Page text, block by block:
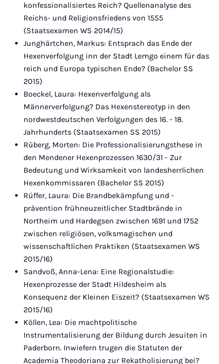
konfessionalisiertes Reich? Quellenanalyse des
Reichs- und Religionsfriedens von 1555
(Staatsexamen WS 2014/15)
Junghärtchen, Markus: Entsprach das Ende der
Hexenverfolgung inn der Stadt Lemgo einem für das
reich und Europa typischen Ende? (Bachelor SS
2015)
Boeckel, Laura: Hexenverfolgung als
Männerverfolgung? Das Hexenstereotyp in den
nordwestdeutschen Verfolgungen des 16. - 18.
Jahrhunderts (Staatsexamen SS 2015)
Rüberg, Morten: Die Professionalisierungsthese in
den Mendener Hexenprozessen 1630/31 - Zur
Bedeutung und Wirksamkeit von landesherrlichen
Hexenkommissaren (Bachelor SS 2015)
Rüffer, Laura: Die Brandbekämpfung und -
prävention frühneuzeitlicher Stadtbrände in
Northeim und Hardegsen zwischen 1691 und 1752
zwischen religiösen, volksmagischen und
wissenschaftlichen Praktiken (Staatsexamen WS
2015/16)
Sandvoß, Anna-Lena: Eine Regionalstudie:
Hexenprozesse der Stadt Hildesheim als
Konsequenz der Kleinen Eiszeit? (Staatsexamen WS
2015/16)
Köllen, Lea: Die machtpolitische
Instrumentalisierung der Bildung durch Jesuiten in
Paderborn. Inwiefern trugen die Statuten der
Academia Theodoriana zur Rekatholisierung bei?